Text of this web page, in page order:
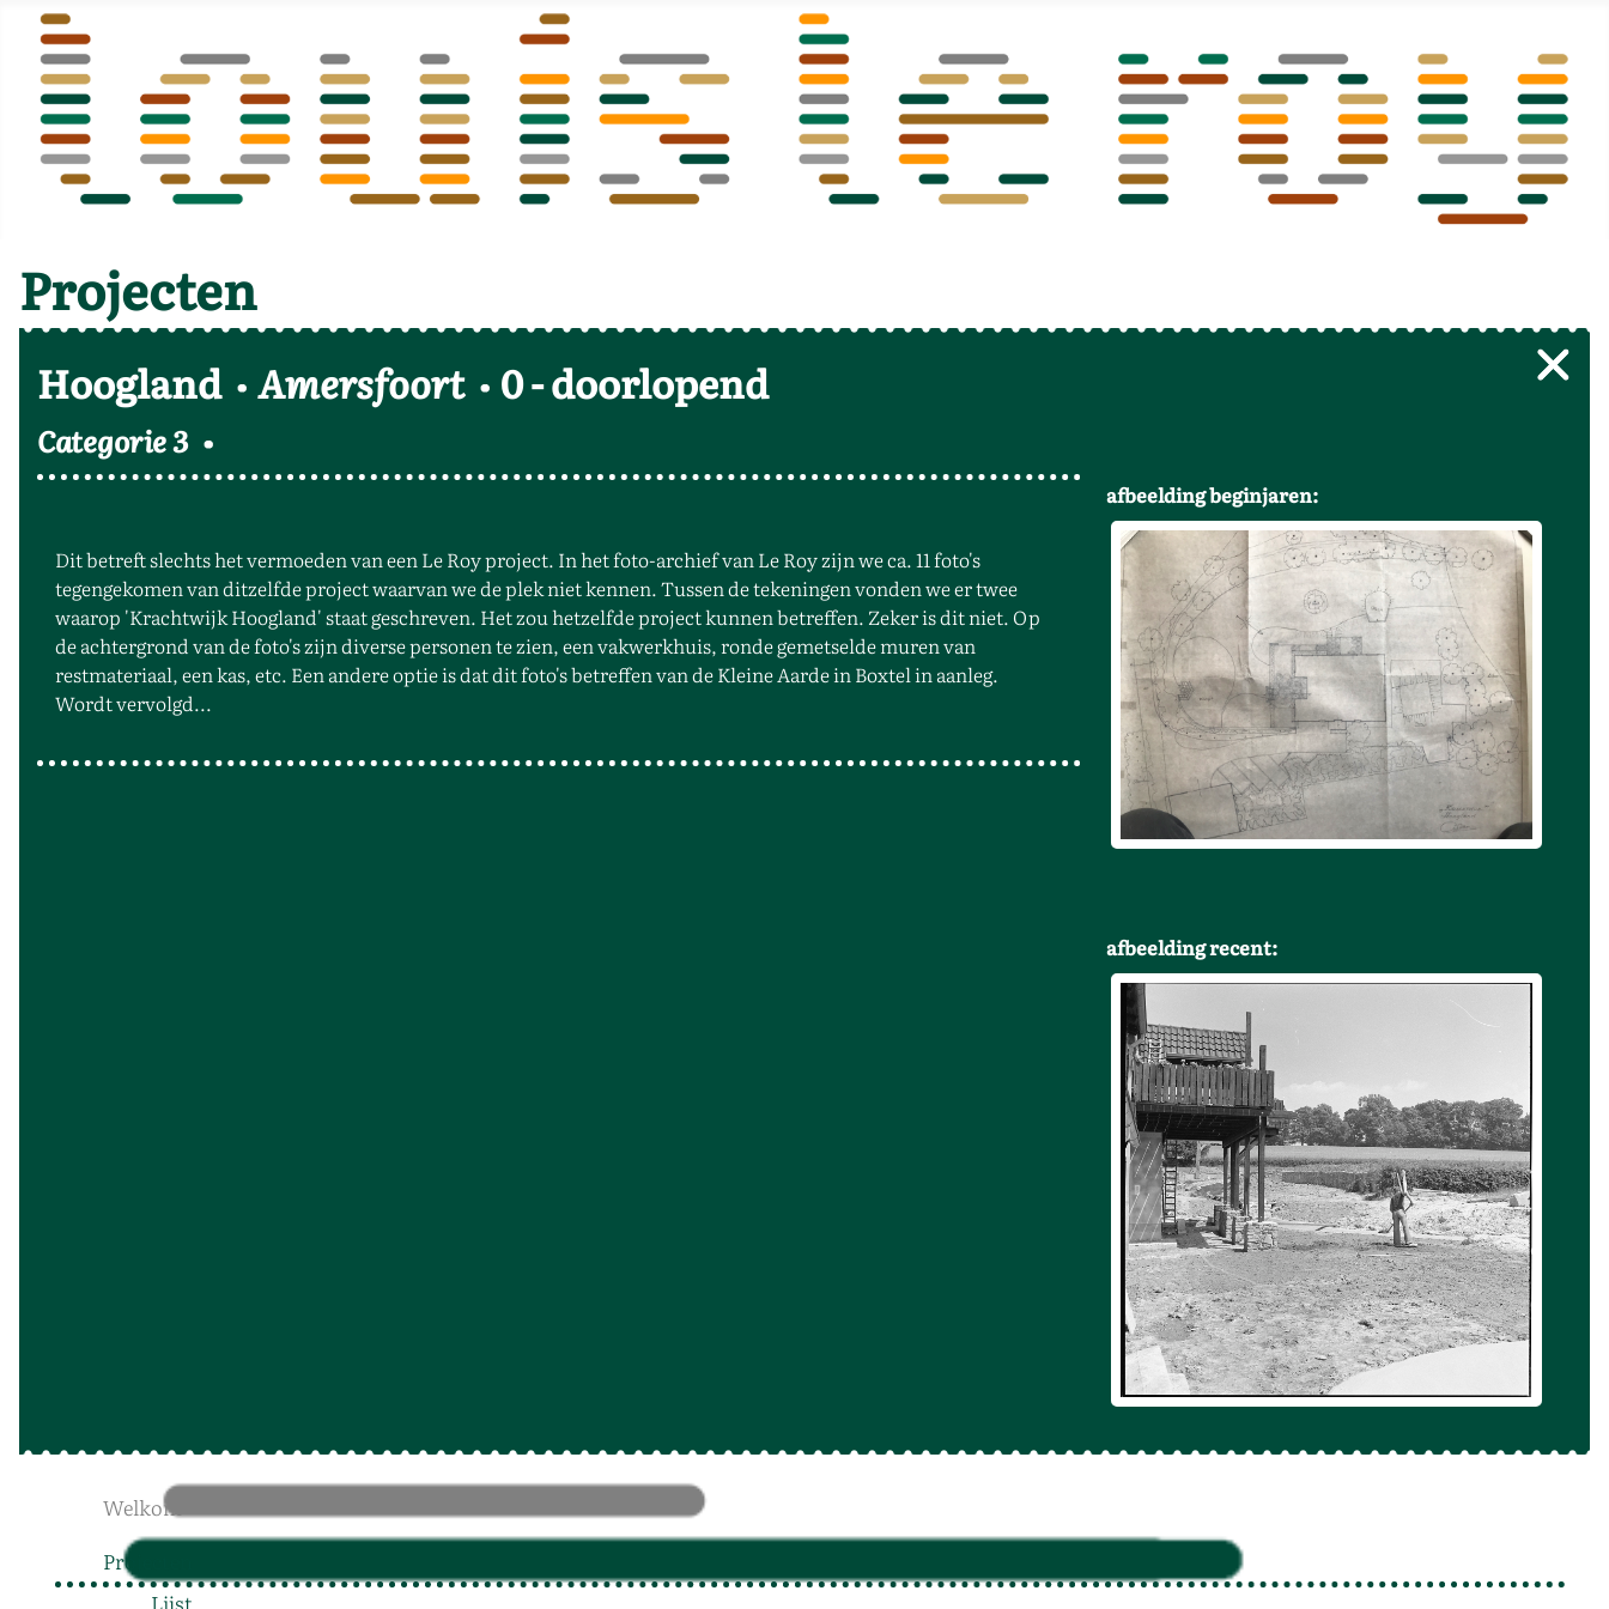
Welkom
Projecten
Lijst
Projecten
Hoogland Amersfoort 0-doorlopend
Categorie 3
Dit betreft slechts het vermoeden van een Le Roy project. In het foto-archief van Le Roy zijn we ca. 11 foto's
tegengekomen van ditzelfde project waarvan we de plek niet kennen. Tussen de tekeningen vonden we er twee
waarop 'Krachtwijk Hoogland' staat geschreven. Het zou hetzelfde project kunnen betreffen. Zeker is dit niet. Op
de achtergrond van de foto's zijn diverse personen te zien, een vakwerkhuis, ronde gemetselde muren van
restmateriaal, een kas, etc. Een andere optie is dat dit foto's betreffen van de Kleine Aarde in Boxtel in aanleg.
Wordt vervolgd...
afbeelding beginjaren:
afbeelding recent: